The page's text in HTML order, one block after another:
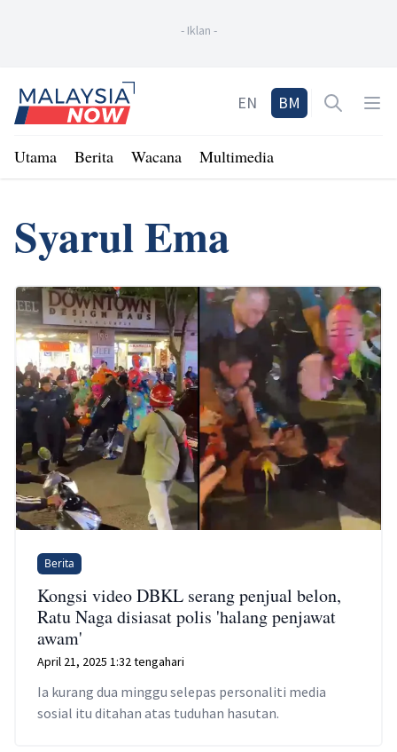
- Iklan -
Home
EN BM Open
Utama Berita Wacana Multimedia
Syarul Ema
Berita
Kongsi video DBKL serang penjual belon,
Ratu Naga disiasat polis 'halang penjawat
awam'
April 21, 2025 1:32 tengahari
Ia kurang dua minggu selepas personaliti media
sosial itu ditahan atas tuduhan hasutan.